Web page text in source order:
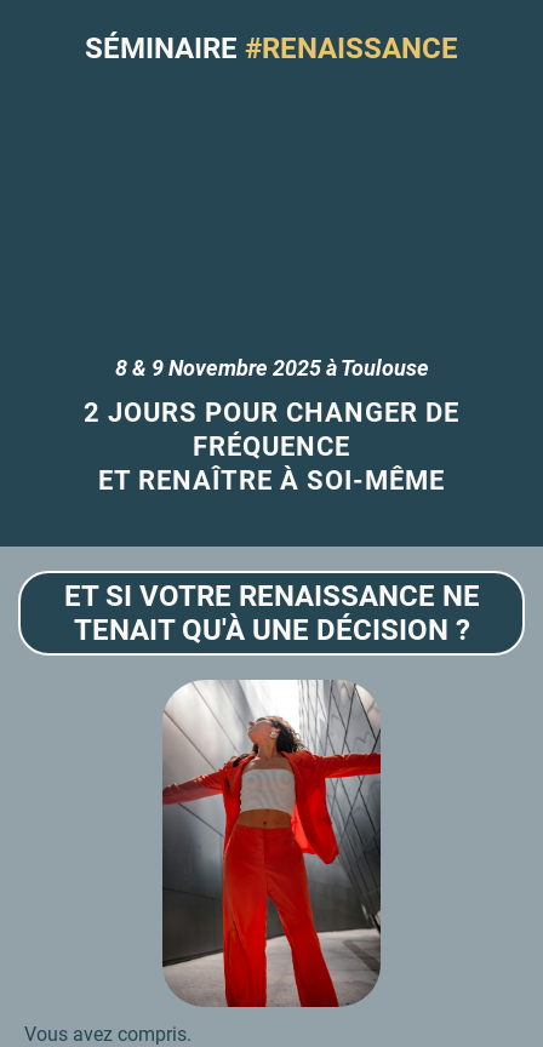
SÉMINAIRE #RENAISSANCE
8 & 9 Novembre 2025 à Toulouse
2 JOURS POUR CHANGER DE
FRÉQUENCE
ET RENAÎTRE À SOI-MÊME
ET SI VOTRE RENAISSANCE NE
TENAIT QU'À UNE DÉCISION ?
Vous avez compris.